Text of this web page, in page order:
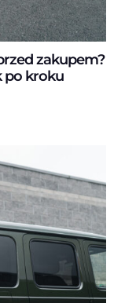
zakupem?
po kroku